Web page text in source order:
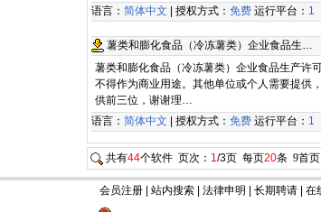
语言： 简体中文 | 授权方式： 免费 运行平台： 1
薯类和膨化食品（冷冻薯类）企业食品生…
薯类和膨化食品（冷冻薯类）企业食品生产许
不得作为商业用途。其他单位或个人需要提供
供前三位，谢谢理…
语言： 简体中文 | 授权方式： 免费 运行平台： 1
共有44个软件 页次： 1/3页 每页20条 9首
会员注册| 站内搜索| 法律申明 长期聘请| 在